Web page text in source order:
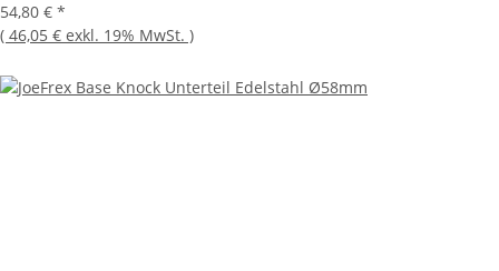
54,80 € *
( 46,05 € exkl. 19% MwSt. )